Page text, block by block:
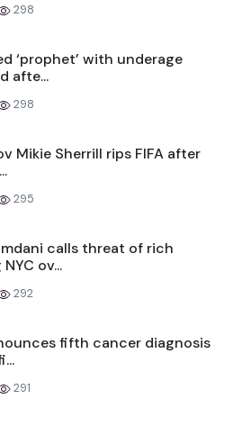
298
‘prophet’ with underage
afte...
298
Mikie Sherrill rips FIFA after
295
calls threat of rich
ov...
292
fifth cancer diagnosis
291